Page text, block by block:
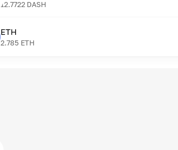
12.7722 DASH
ETH
2.785 ETH